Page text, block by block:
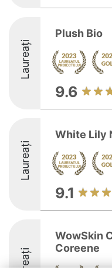
Laureați
Plush Bio
9.6
Laureați
White Lily
9.1
WowSkin
Coreene